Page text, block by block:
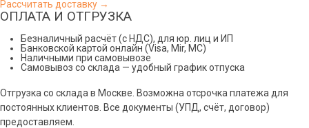
Рассчитать доставку →
ОПЛАТА И ОТГРУЗКА
Безналичный расчёт (с НДС), для юр. лиц и ИП
Банковской картой онлайн (Visa, Mir, МС)
Наличными при самовывозе
Самовывоз со склада — удобный график отпуска
Отгрузка со склада в Москве. Возможна отсрочка платежа для
постоянных клиентов. Все документы (УПД, счёт, договор)
предоставляем.